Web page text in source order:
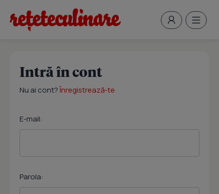
Intră în cont
Nu ai cont?Înregistrează-te
E-mail:
Parola: